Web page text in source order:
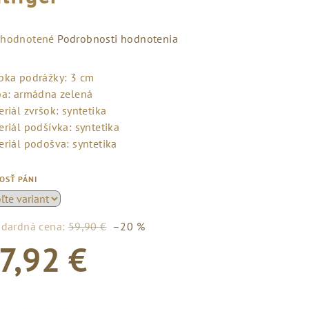
Podrobnosti hodnotenia
podrážky: 3 cm
armádna zelená
zvršok: syntetika
podšívka: syntetika
podošva: syntetika
PÁNI
cena: 59,90 € –20 %
€